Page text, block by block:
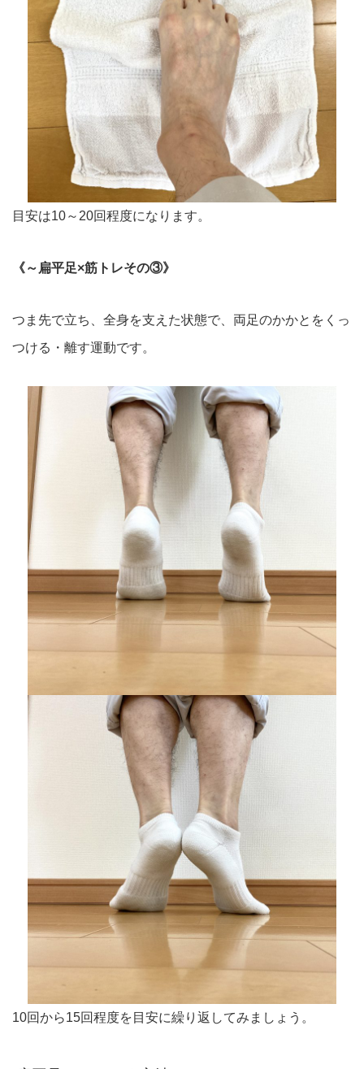
目安は10～20回程度になります。
《～扁平足×筋トレその③》
つま先で立ち、全身を支えた状態で、両足のかかとをくっ
つける・ 離す運動です。
10回から15回程度を目安に繰り返してみましょう。